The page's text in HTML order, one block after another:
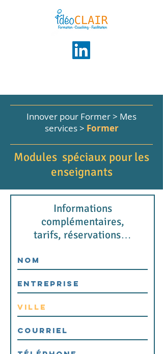
Innover pour Former > Mes
services > Former
Modules spéciaux pour les
enseignants
Informations
complémentaires,
tarifs, réservations…